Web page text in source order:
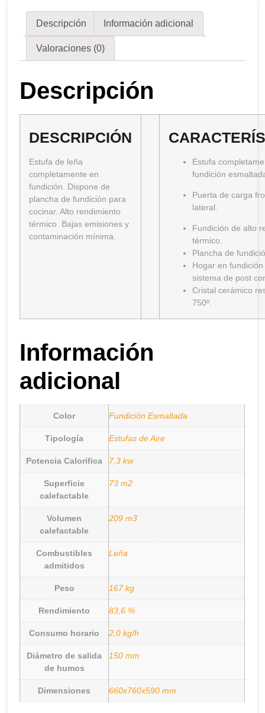
Descripción Información adicional
Valoraciones (0)
Descripción
DESCRIPCIÓN
Estufa de leña
completamente en
fundición. Dispone de
plancha de fundición para
cocinar. Alto rendimiento
térmico. Bajas emisiones y
contaminación mínima.
Estufa
fundición
Puerta de carga
lateral.
Fundición de alto
térmico.
Plancha de
Hogar en
sistema de post
Cristal cerámico
750º.
Información
adicional
Color Fundición Esmaltada
Tipología Estufas de Aire
Potencia Calorifica 7,3 kw
Superficie
calefactable
73 m2
Volumen
calefactable
209 m3
Combustibles
admitidos
Leña
Peso 167 kg
Rendimiento 83,6 %
Consumo horario 2,0 kg/h
Diámetro de salida
de humos
150 mm
Dimensiones 660x760x590 mm